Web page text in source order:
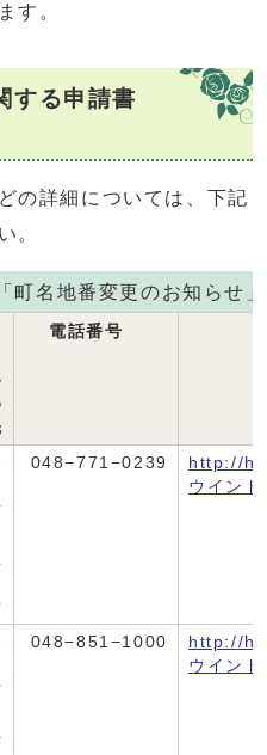
す。
する申請書
の詳細については、下記
。
「町名地番変更のお知らせ
電話番号
048−771−0239
http://
ウイン
048−851−1000
http://
ウイン